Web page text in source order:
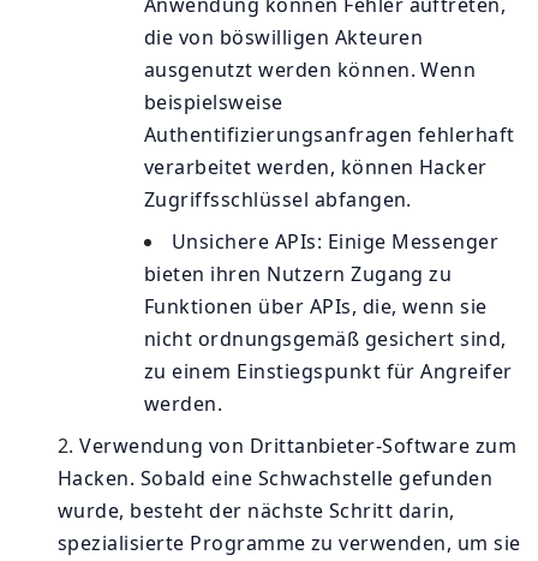
die von böswilligen Akteuren
ausgenutzt werden können. Wenn
beispielsweise
Authentifizierungsanfragen fehlerhaft
verarbeitet werden, können Hacker
Zugriffsschlüssel abfangen.
Unsichere APIs: Einige Messenger
bieten ihren Nutzern Zugang zu
Funktionen über APIs, die, wenn sie
nicht ordnungsgemäß gesichert sind,
zu einem Einstiegspunkt für Angreifer
werden.
Verwendung von Drittanbieter-Software zum
Hacken. Sobald eine Schwachstelle gefunden
wurde, besteht der nächste Schritt darin,
spezialisierte Programme zu verwenden, um sie